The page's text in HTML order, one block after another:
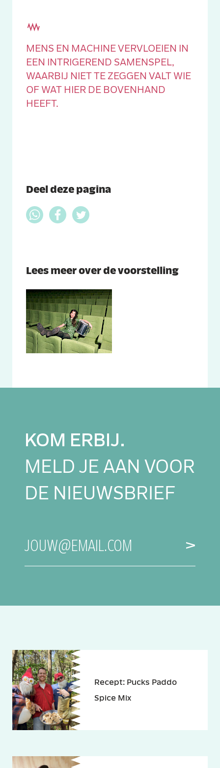
MENS EN MACHINE VERVLOEIEN IN
EEN INTRIGEREND SAMENSPEL,
WAARBIJ NIET TE ZEGGEN VALT WIE
OF WAT HIER DE BOVENHAND
HEEFT.
Deel deze pagina
Lees meer over de voorstelling
KOM ERBIJ.
MELD JE AAN VOOR
DE NIEUWSBRIEF
E-
JOUW@EMAIL.COM
Recept: Pucks Paddo
Spice Mix